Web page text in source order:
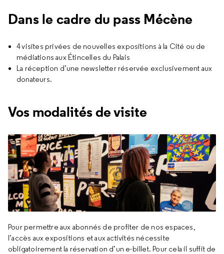
Dans le cadre du pass Mécène
4 visites privées de nouvelles expositions à la Cité ou de
médiations aux Étincelles du Palais
La réception d’une newsletter réservée exclusivement aux
donateurs.
Vos modalités de visite
Pour permettre aux abonnés de profiter de nos espaces,
l’accès aux expositions et aux activités nécessite
obligatoirement la réservation d’un e-billet. Pour cela il suffit de